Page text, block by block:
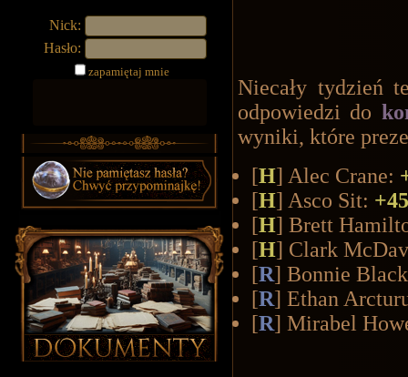
Nick:
Hasło:
zapamiętaj mnie
Niecały tydzień
odpowiedzi do
wyniki, które
[H] Alec Crane:
[H] Asco Sit:
[H] Brett
[H] Clark
[R] Bonnie
[R] Ethan
[R] Mirabel